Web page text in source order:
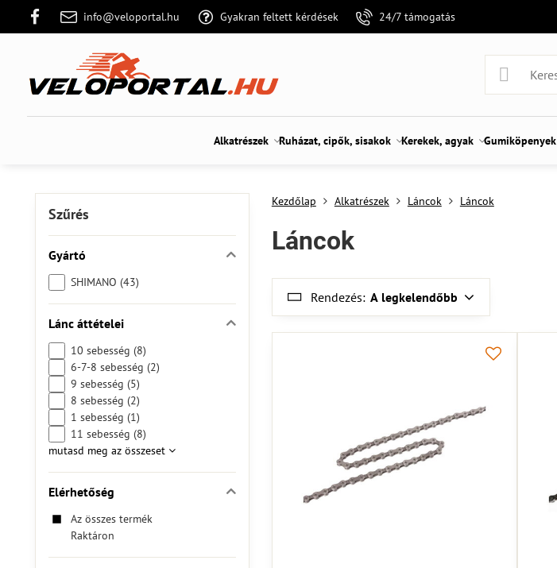
info@veloportal.hu Gyakran feltett kérdések 24/7 támogatás
Alkatrészek Ruházat, cipők, sisakok Kerekek, agyak Gumiköpenyek
Kezdőlap Alkatrészek Láncok Láncok
Láncok
Rendezés: A legkelendőbb
Szűrés
Gyártó
SHIMANO (43)
Lánc áttételei
10 sebesség (8)
6-7-8 sebesség (2)
9 sebesség (5)
8 sebesség (2)
1 sebesség (1)
11 sebesség (8)
mutasd meg az összeset
Elérhetőség
Az összes termék
Raktáron